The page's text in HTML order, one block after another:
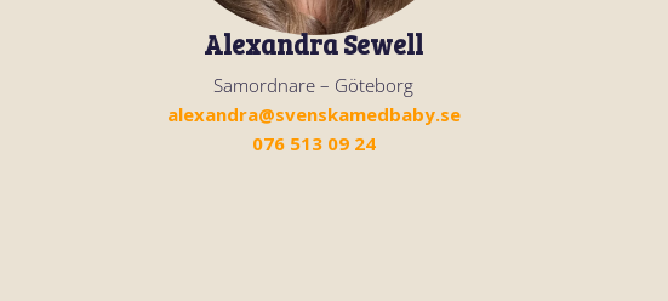
Alexandra Sewell
Samordnare – Göteborg
alexandra@svenskamedbaby.se
076 513 09 24